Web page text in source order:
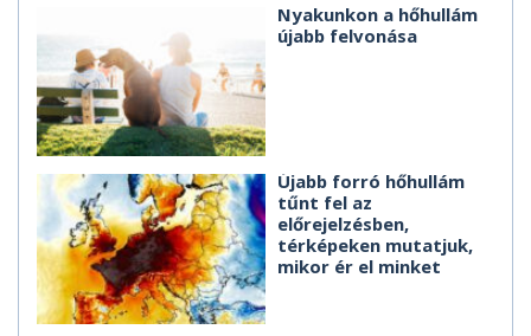
Nyakunkon a hőhullám
újabb felvonása
Újabb forró hőhullám
tűnt fel az
előrejelzésben,
térképeken mutatjuk,
mikor ér el minket